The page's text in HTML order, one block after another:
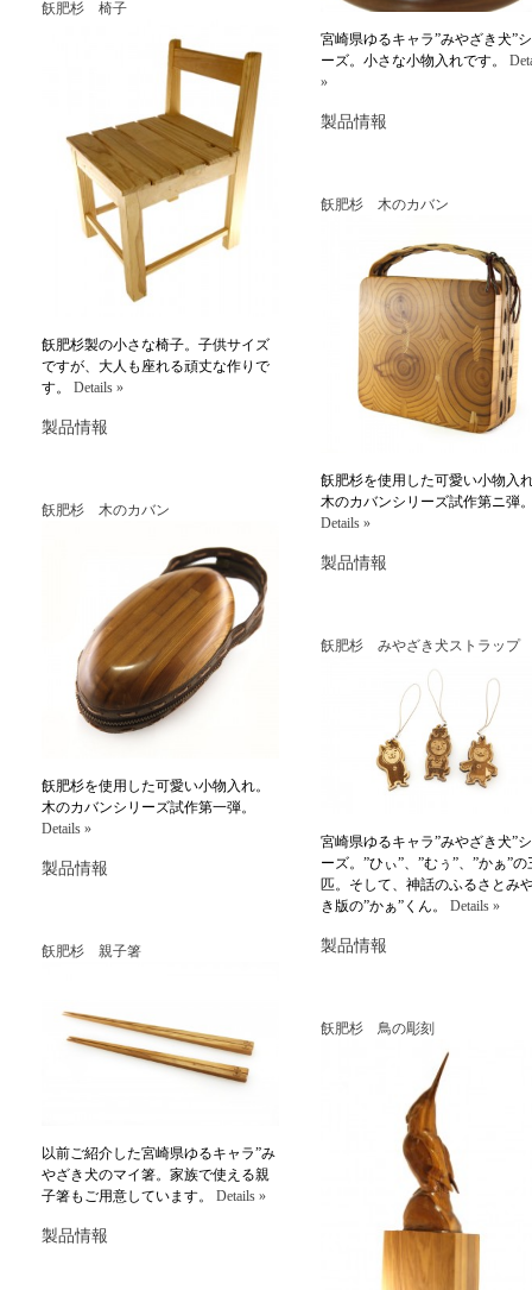
宮崎県ゆるキャラ”みやざき犬”
ーズ。小さな小物入れです。
»
製品情報
飫肥杉 椅子
飫肥杉製の小さな椅子。子供サイズ
ですが、大人も座れる頑丈な作りで
す。 Details »
製品情報
飫肥杉 木のカバン
飫肥杉を使用した可愛い小物入
木のカバンシリーズ試作第ニ弾
Details »
製品情報
飫肥杉 木のカバン
飫肥杉を使用した可愛い小物入れ。
木のカバンシリーズ試作第一弾。
Details »
製品情報
飫肥杉 みやざき犬ストラップ
宮崎県ゆるキャラ”みやざき犬”
ーズ。”ひぃ”、”むぅ”、”かぁ”の
匹。そして、神話のふるさとみ
き版の”かぁ”くん。 Details »
製品情報
飫肥杉 親子箸
以前ご紹介した宮崎県ゆるキャラ”み
やざき犬のマイ箸。家族で使える親
子箸もご用意しています。 Details »
製品情報
飫肥杉 鳥の彫刻